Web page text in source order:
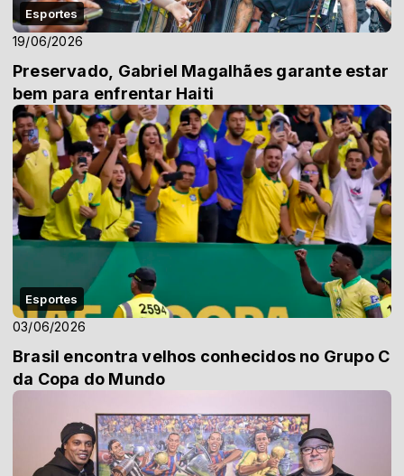
Esportes
19/06/2026
Preservado, Gabriel Magalhães garante estar
bem para enfrentar Haiti
Esportes
03/06/2026
Brasil encontra velhos conhecidos no Grupo C
da Copa do Mundo